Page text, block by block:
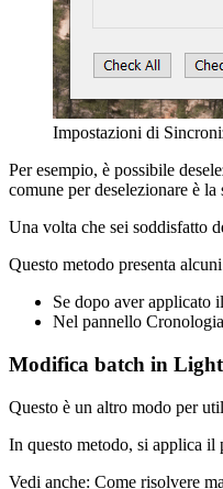
Impostazioni di
Per esempio, è possibile
comune per deselezionare è
Una volta che sei soddisfatto
Questo metodo presenta
Se dopo aver applicato
Nel pannello
Modifica batch in
Questo è un altro modo per
In questo metodo, si applica
Vedi anche: Come risolvere